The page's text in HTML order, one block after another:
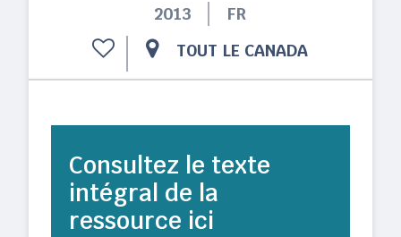
2013
FR
TOUT LE CANADA
Consultez le texte
intégral de la
ressource ici